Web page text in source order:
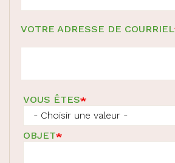
VOTRE ADRESSE DE COURRIEL
VOUS ÊTES
OBJET